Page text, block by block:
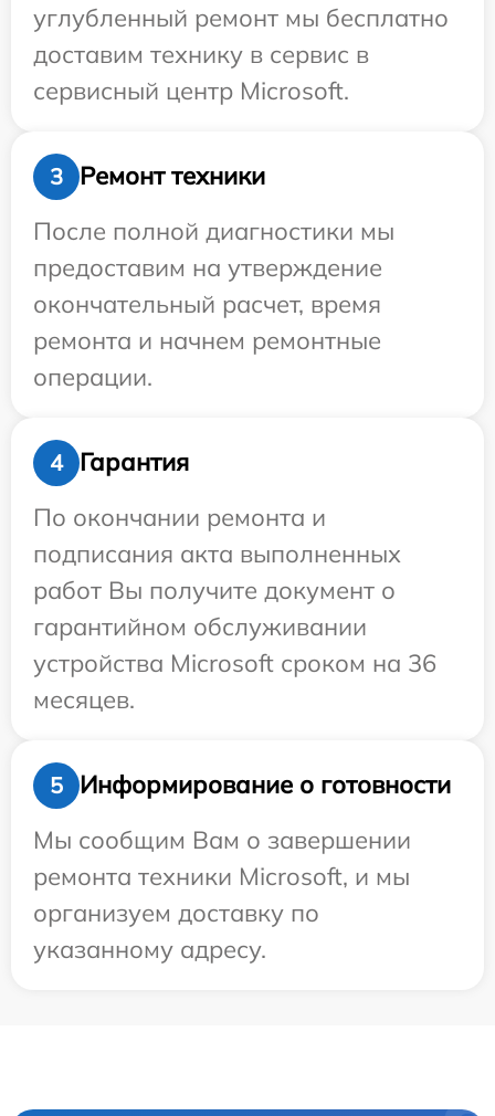
углубленный ремонт мы бесплатно
доставим технику в сервис в
сервисный центр Microsoft.
3
Ремонт техники
После полной диагностики мы
предоставим на утверждение
окончательный расчет, время
ремонта и начнем ремонтные
операции.
4
Гарантия
По окончании ремонта и
подписания акта выполненных
работ Вы получите документ о
гарантийном обслуживании
устройства Microsoft сроком на 36
месяцев.
5
Информирование о готовности
Мы сообщим Вам о завершении
ремонта техники Microsoft, и мы
организуем доставку по
указанному адресу.